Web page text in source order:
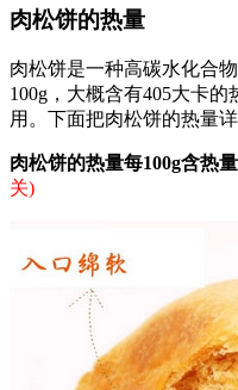
肉松饼的热量
肉松饼是一种高碳水化合
100g，大概含有405大卡
用。下面把肉松饼的热量
肉松饼的热量每100g含热量
关)